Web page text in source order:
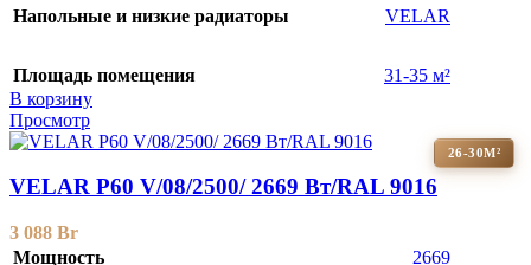
Напольные и низкие радиаторы VELAR
Площадь помещения
31-35 м²
В корзину
Просмотр
26-30М²
VELAR P60 V/08/2500/ 2669 Bт/RAL 9016
3 088 Br
Мощность
2669